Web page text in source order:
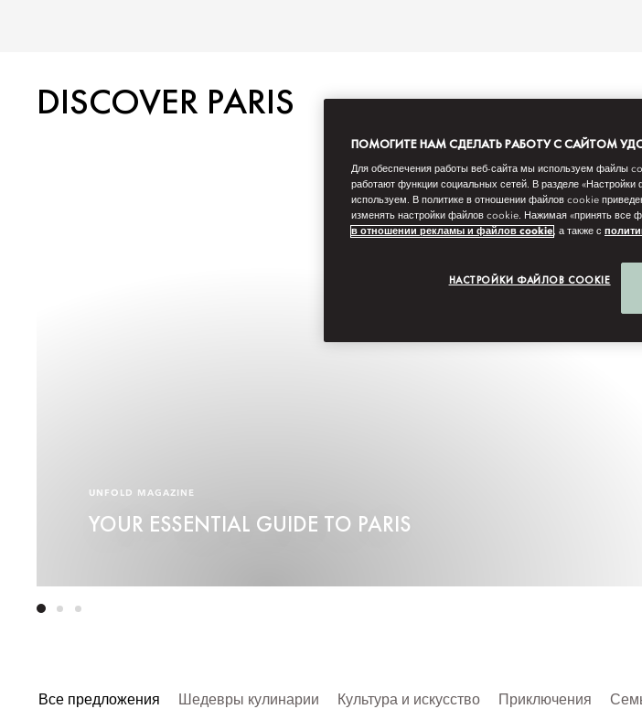
DISCOVER PARIS
UNFOLD MAGAZINE
YOUR ESSENTIAL GUIDE TO PARIS
Все предложения Шедевры кулинарии Культура и искусство Приключения
ПОМОГИТЕ НАМ СДЕЛАТЬ РАБОТУ С САЙТОМ
Для обеспечения работы веб-сайта мы используем файлы
работают функции социальных сетей. В разделе
используем. В политике в отношении файлов cookie
изменять настройки файлов cookie. Нажимая «принять все
в отношении рекламы и файлов cookie, а также с
НАСТРОЙКИ ФАЙЛОВ COOKIE